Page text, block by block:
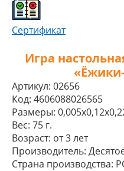
Сертификат
Игра
Артикул: 02656
Код: 4606088026565
Размеры:
Вес: 75 г.
Возраст: от 3 лет
Производитель:
Страна производства: